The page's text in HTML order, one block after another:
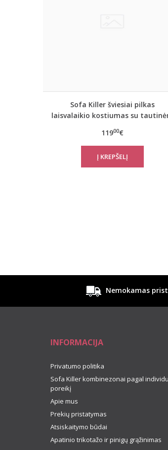
Sofa Killer šviesiai pilkas
laisvalaikio kostiumas su
11900€
Nemokamas
INFORMACIJA
Privatumo politika
Sofa Killer kombinezonai pagal
poreikį
Apie mus
Prekių pristatymas
Atsiskaitymo būdai
Apatinio trikotažo ir pinigų grąžinimas